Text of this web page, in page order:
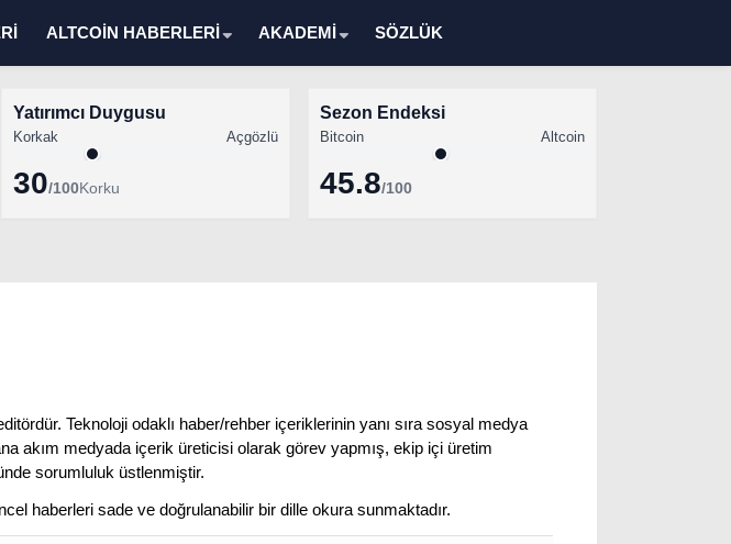
XRP Haberleri
Stablecoin Haberleri
ALTCOİN HABERLERİ AKADEMİ SÖZLÜK
Yatırımcı Duygusu
Korkak Açgözlü
30/100Korku
Sezon Endeksi
Bitcoin Altcoin
45.8/100
Teknoloji odaklı haber/rehber içeriklerinin yanı sıra sosyal medya
akım medyada içerik üreticisi olarak görev yapmış, ekip içi üretim
sorumluluk üstlenmiştir.
haberleri sade ve doğrulanabilir bir dille okura sunmaktadır.